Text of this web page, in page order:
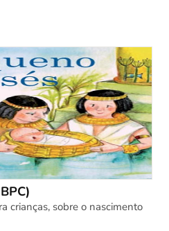
crianças, sobre o nascimento